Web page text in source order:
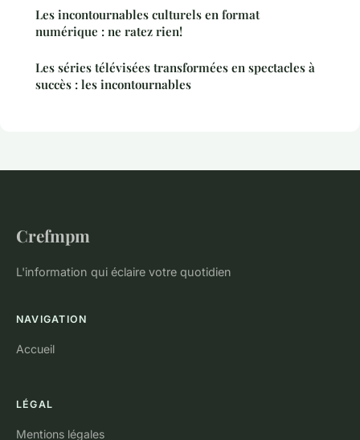
Les incontournables culturels en format
numérique : ne ratez rien!
Les séries télévisées transformées en spectacles à
succès : les incontournables
Crefmpm
L'information qui éclaire votre quotidien
NAVIGATION
Accueil
LÉGAL
Mentions légales